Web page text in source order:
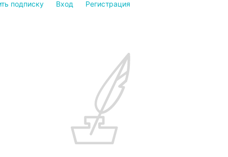
подписку Вход Регистрация